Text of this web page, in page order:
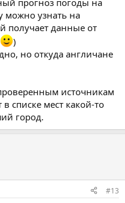
прогноз погоды на
можно узнать на
получает данные от
)
но откуда англичане
источникам
в списке мест какой-то
город.
#13